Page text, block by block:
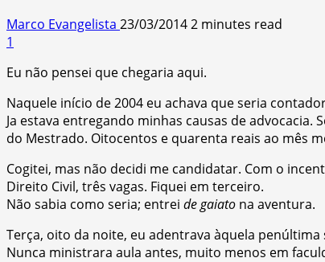
Marco Evangelista 23/03/20142 minutes read
1
Eu não pensei que chegaria aqui.
Naquele início de 2004 eu achava que seria
Ja estava entregando minhas causas de
do Mestrado. Oitocentos e quarenta reais ao mês
Cogitei, mas não decidi me candidatar. Com o
Direito Civil, três vagas. Fiquei em terceiro.
Não sabia como seria; entrei de gaiato na aventura.
Terça, oito da noite, eu adentrava àquela
Nunca ministrara aula antes, muito menos em